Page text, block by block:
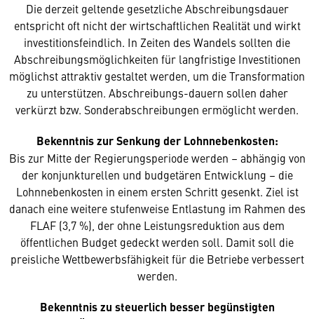
Die derzeit geltende gesetzliche Abschreibungsdauer
entspricht oft nicht der wirtschaftlichen Realität und wirkt
investitionsfeindlich. In Zeiten des Wandels sollten die
Abschreibungsmöglichkeiten für langfristige Investitionen
möglichst attraktiv gestaltet werden, um die Transformation
zu unterstützen. Abschreibungs-dauern sollen daher
verkürzt bzw. Sonderabschreibungen ermöglicht werden.
Bekenntnis zur Senkung der Lohnnebenkosten:
Bis zur Mitte der Regierungsperiode werden – abhängig von
der konjunkturellen und budgetären Entwicklung – die
Lohnnebenkosten in einem ersten Schritt gesenkt. Ziel ist
danach eine weitere stufenweise Entlastung im Rahmen des
FLAF (3,7 %), der ohne Leistungsreduktion aus dem
öffentlichen Budget gedeckt werden soll. Damit soll die
preisliche Wettbewerbsfähigkeit für die Betriebe verbessert
werden.
Bekenntnis zu steuerlich besser begünstigten